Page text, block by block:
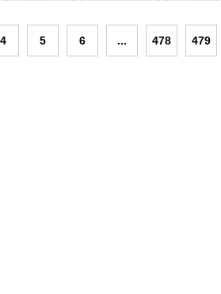
4 5 6 ... 478 479